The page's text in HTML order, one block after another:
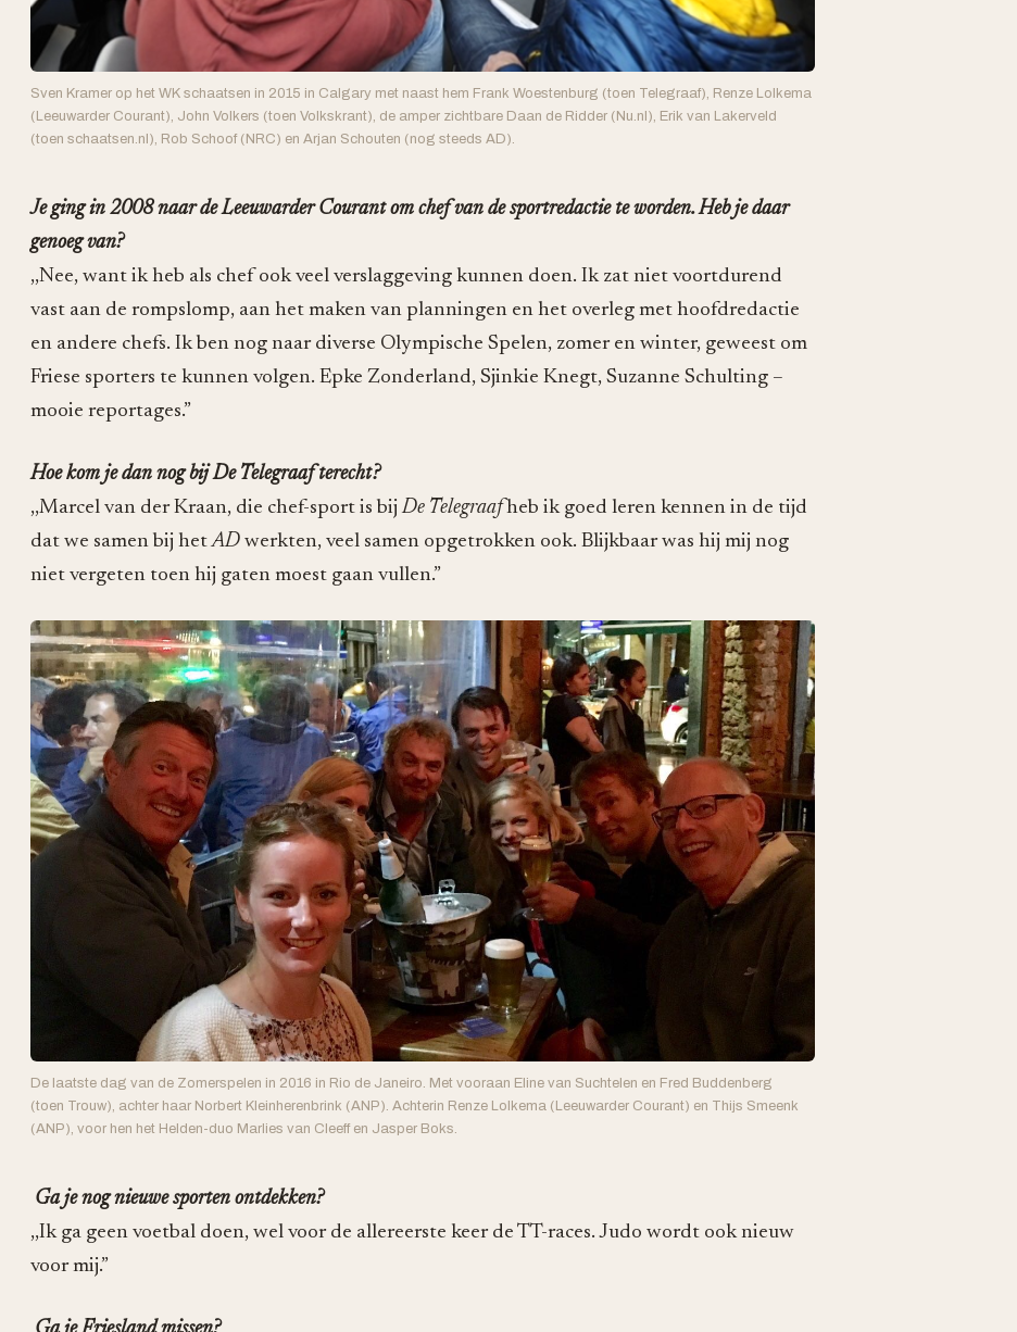
Sven Kramer op het WK schaatsen in 2015 in Calgary met naast hem Frank Woestenburg (toen Telegraaf), Renze Lolkema
(Leeuwarder Courant), John Volkers (toen Volkskrant), de amper zichtbare Daan de Ridder (Nu.nl), Erik van Lakerveld
(toen schaatsen.nl), Rob Schoof (NRC) en Arjan Schouten (nog steeds AD).
Je ging in 2008 naar de Leeuwarder Courant om chef van de sportredactie te worden. Heb je daar
genoeg van?
,,Nee, want ik heb als chef ook veel verslaggeving kunnen doen. Ik zat niet voortdurend
vast aan de rompslomp, aan het maken van planningen en het overleg met hoofdredactie
en andere chefs. Ik ben nog naar diverse Olympische Spelen, zomer en winter, geweest om
Friese sporters te kunnen volgen. Epke Zonderland, Sjinkie Knegt, Suzanne Schulting –
mooie reportages.”
Hoe kom je dan nog bij De Telegraaf terecht?
,,Marcel van der Kraan, die chef-sport is bijDe Telegraafheb ik goed leren kennen in de tijd
dat we samen bij hetAD werkten, veel samen opgetrokken ook. Blijkbaar was hij mij nog
niet vergeten toen hij gaten moest gaan vullen.”
De laatste dag van de Zomerspelen in 2016 in Rio de Janeiro. Met vooraan Eline van Suchtelen en Fred Buddenberg
(toen Trouw), achter haar Norbert Kleinherenbrink (ANP). Achterin Renze Lolkema (Leeuwarder Courant) en Thijs Smeenk
(ANP), voor hen het Helden-duo Marlies van Cleeff en Jasper Boks.
Ga je nog nieuwe sporten ontdekken?
,,Ik ga geen voetbal doen, wel voor de allereerste keer de TT-races. Judo wordt ook nieuw
voor mij.”